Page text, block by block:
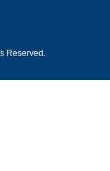
Reserved.